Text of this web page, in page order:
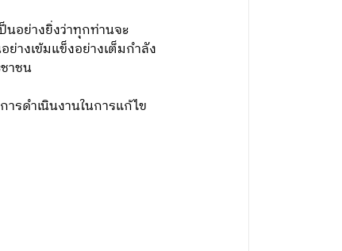
นอย่างยิ่งว่าทุกท่านจะ
างเข้มแข็งอย่างเต็มกำลัง
าชน
รดำเนินงานในการแก้ไข